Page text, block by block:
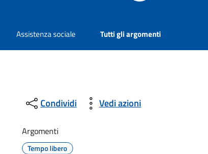
Assistenza sociale Tutti gli argomenti
Condividi Vedi azioni
Argomenti
Tempo libero